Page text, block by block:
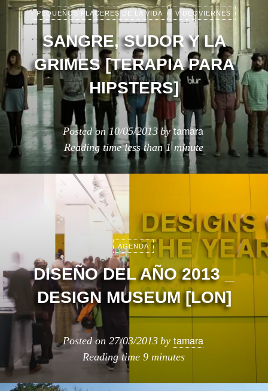
PEQUEÑOS PLACERES DE LA VIDA VIDEOVIERNES
SANGRE, SUDOR Y LA
GRIMES [TERAPIA PARA
HIPSTERS]
Posted on10/05/2013 bytamara
Reading timeless than 1 minute
AGENDA
DISEÑO DEL AÑO 2013 _
DESIGN MUSEUM [LON]
Posted on 27/03/2013 by tamara
Reading time 9 minutes